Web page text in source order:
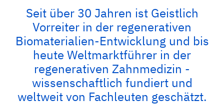
Seit über 30 Jahren ist Geistlich
Vorreiter in der regenerativen
Biomaterialien-Entwicklung und bis
heute Weltmarktführer in der
regenerativen Zahnmedizin -
wissenschaftlich fundiert und
weltweit von Fachleuten geschätzt.